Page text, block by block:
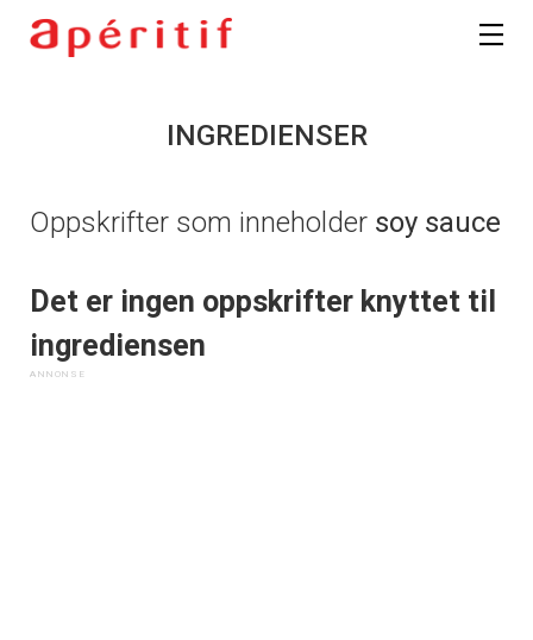
INGREDIENSER
Oppskrifter som inneholder soy sauce
Det er ingen oppskrifter knyttet til
ingrediensen